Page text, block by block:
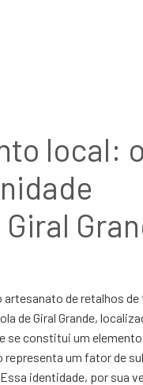
local: o
de retalhos de
de Giral Grande,
se constitui um
representa um fator de
identidade, por sua